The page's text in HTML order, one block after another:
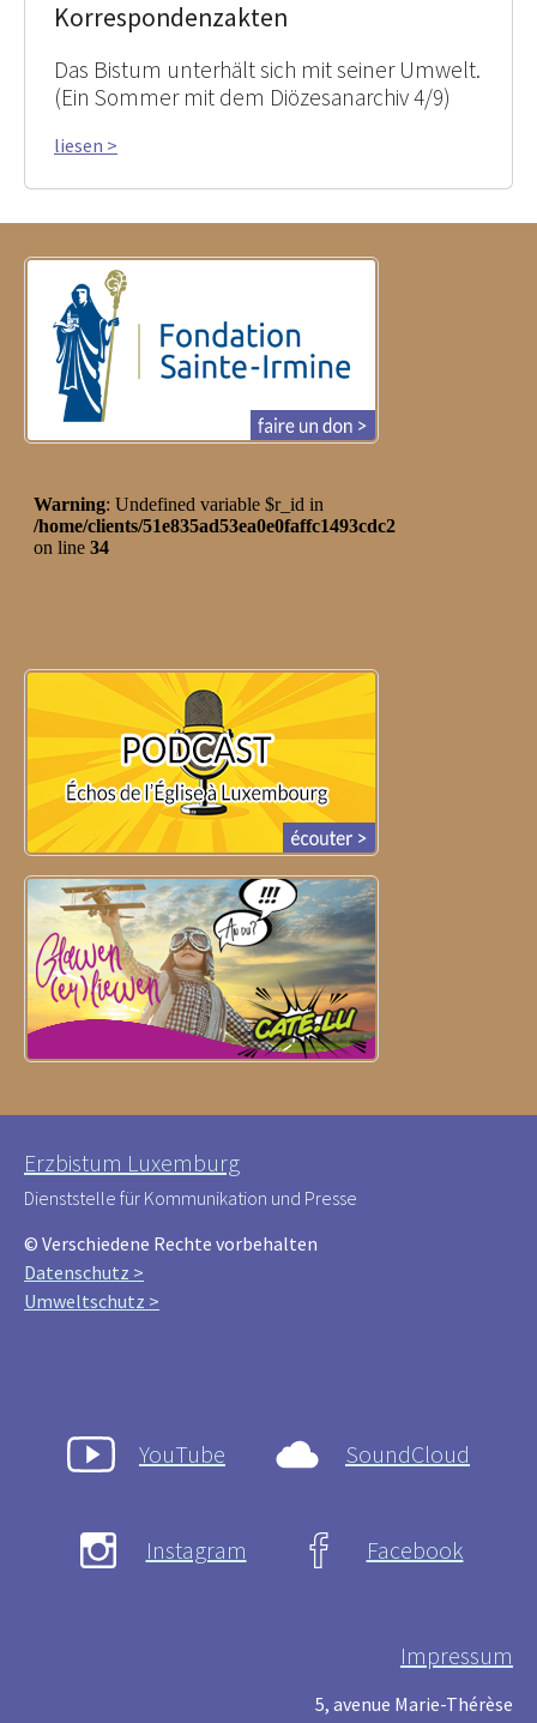
Korrespondenzakten
Das Bistum unterhält sich mit seiner Umwelt.
(Ein Sommer mit dem Diözesanarchiv 4/9)
liesen >
Erzbistum Luxemburg
Dienststelle für Kommunikation und Presse
© Verschiedene Rechte vorbehalten
Datenschutz >
Umweltschutz >
YouTube SoundCloud
Instagram Facebook
Impressum
5, avenue Marie-Thérèse